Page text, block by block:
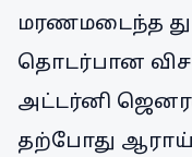
மரணமடைந்த
தொடர்பான
அட்டர்னி
தற்போது